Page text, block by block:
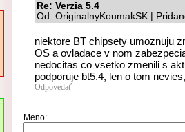
Re: Verzia 5.4
Od: OriginalnyKoumakSK |
niektore BT chipsety umoznuju
OS a ovladace v nom
nedocitas co vsetko zmenili s
podporuje bt5.4, len o tom
Odpovedať
Meno: